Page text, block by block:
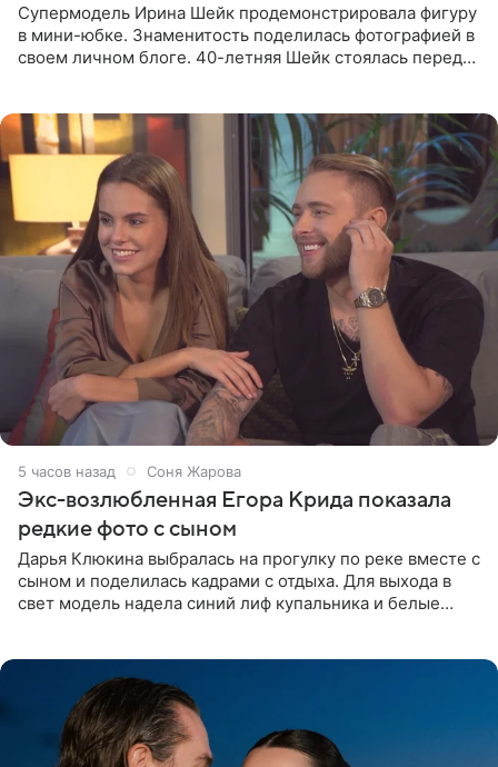
Супермодель Ирина Шейк продемонстрировала фигуру
в мини-юбке. Знаменитость поделилась фотографией в
своем личном блоге. 40-летняя Шейк стоялась перед
5 часов назад Соня Жарова
Экс-возлюбленная Егора Крида показала
редкие фото с сыном
Дарья Клюкина выбралась на прогулку по реке вместе с
сыном и поделилась кадрами с отдыха. Для выхода в
свет модель надела синий лиф купальника и белые